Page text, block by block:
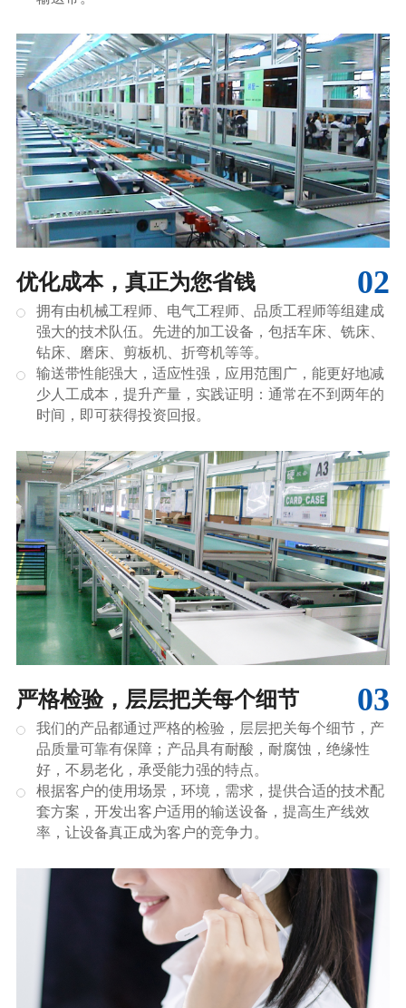
02
优化成本，真正为您省钱
拥有由机械工程师、电气工程师、品质工程师等组建成
强大的技术队伍。先进的加工设备，包括车床、铣床、
钻床、磨床、剪板机、折弯机等等。
输送带性能强大，适应性强，应用范围广，能更好地减
少人工成本，提升产量，实践证明：通常在不到两年的
时间，即可获得投资回报。
03
严格检验，层层把关每个细节
我们的产品都通过严格的检验，层层把关每个细节，产
品质量可靠有保障；产品具有耐酸，耐腐蚀，绝缘性
好，不易老化，承受能力强的特点。
根据客户的使用场景，环境，需求，提供合适的技术配
套方案，开发出客户适用的输送设备，提高生产线效
率，让设备真正成为客户的竞争力。